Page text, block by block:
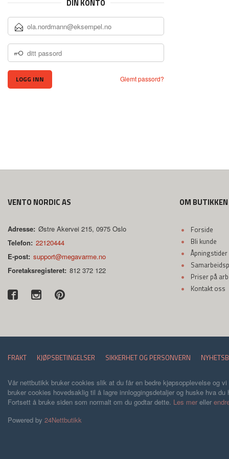
DIN KONTO
E-
POSTADRESSE
DITT
PASSORD
Glemt passord?
VENTO NORDIC AS
Adresse: Østre Akervei 215, 0975 Oslo
Telefon: 22120444
E-post: support@megavarme.no
Foretaksregisteret: 812 372 122
OM BUTIKKEN
Forside
Bli kunde
Priser på
Kontakt oss
FRAKT KJØPSBETINGELSER SIKKERHET OG PERSONVERN
Vår nettbutikk bruker cookies slik at du får en bedre kjøpsopplevelse og
bruker cookies hovedsaklig til å lagre innloggingsdetaljer og huske hva
Fortsett å bruke siden som normalt om du godtar dette. Les mer eller
Powered by 24Nettbutikk